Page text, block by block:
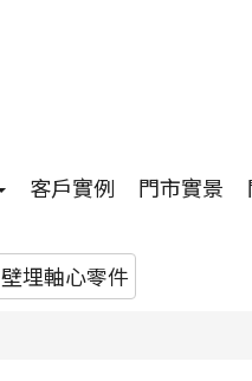
客戶實例 門市實景
壁埋軸心零件